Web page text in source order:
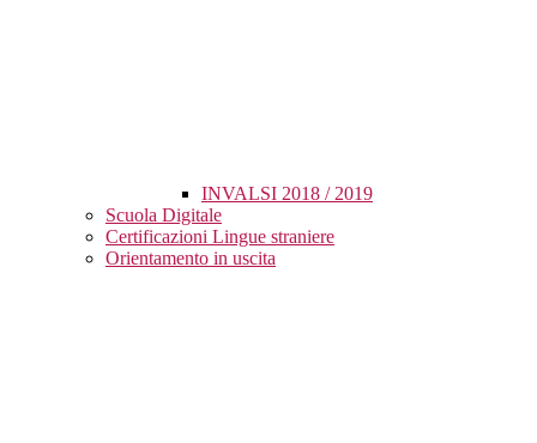
INVALSI 2018 / 2019
Scuola Digitale
Certificazioni Lingue straniere
Orientamento in uscita